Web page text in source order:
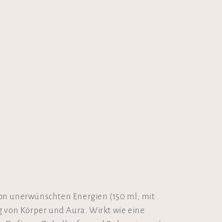
unerwünschten Energien (150 ml; mit
Körper und Aura. Wirkt wie eine